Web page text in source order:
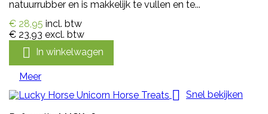
natuurrubber en is makkelijk te vullen en te...
€ 28,95 incl. btw
€ 23,93 excl. btw
 In winkelwagen
Meer
 Snel bekijken